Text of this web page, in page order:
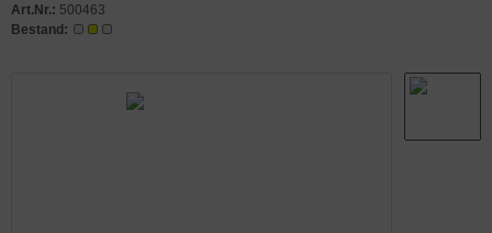
Art.Nr.: 500463
Bestand: